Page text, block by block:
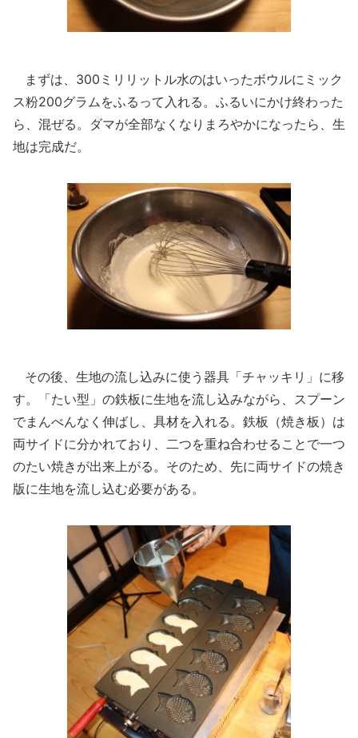
まずは、300ミリリットル水のはいったボウルにミック
ス粉200グラムをふるって入れる。ふるいにかけ終わった
ら、混ぜる。ダマが全部なくなりまろやかになったら、生
地は完成だ。
その後、生地の流し込みに使う器具「チャッキリ」に移
す。「たい型」の鉄板に生地を流し込みながら、スプーン
でまんべんなく伸ばし、具材を入れる。鉄板（焼き板）は
両サイドに分かれており、二つを重ね合わせることで一つ
のたい焼きが出来上がる。そのため、先に両サイドの焼き
版に生地を流し込む必要がある。